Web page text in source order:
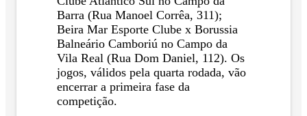
Barra (Rua Manoel Corrêa, 311);
Beira Mar Esporte Clube x Borussia
Balneário Camboriú no Campo da
Vila Real (Rua Dom Daniel, 112). Os
jogos, válidos pela quarta rodada, vão
encerrar a primeira fase da
competição.